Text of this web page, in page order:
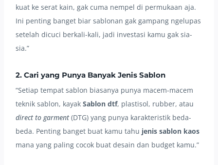
kuat ke serat kain, gak cuma nempel di permukaan aja.
Ini penting banget biar sablonan gak gampang ngelupas
setelah dicuci berkali-kali, jadi investasi kamu gak sia-
sia.”
2. Cari yang Punya Banyak Jenis Sablon
“Setiap tempat sablon biasanya punya macem-macem
teknik sablon, kayak Sablon dtf, plastisol, rubber, atau
direct to garment(DTG) yang punya karakteristik beda-
beda. Penting banget buat kamu tahu jenis sablon kaos
mana yang paling cocok buat desain dan budget kamu.”